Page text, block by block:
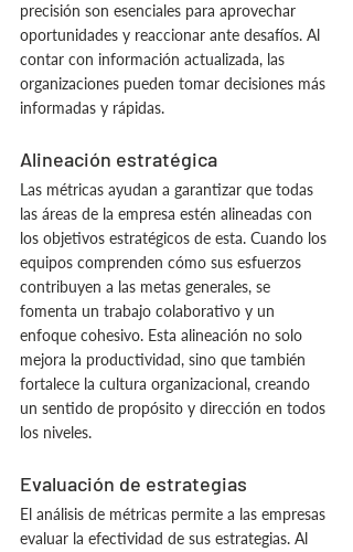
precisión son esenciales para aprovechar
oportunidades y reaccionar ante desafíos. Al
contar con información actualizada, las
organizaciones pueden tomar decisiones más
informadas y rápidas.
Alineación estratégica
Las métricas ayudan a garantizar que todas
las áreas de la empresa estén alineadas con
los objetivos estratégicos de esta. Cuando los
equipos comprenden cómo sus esfuerzos
contribuyen a las metas generales, se
fomenta un trabajo colaborativo y un
enfoque cohesivo. Esta alineación no solo
mejora la productividad, sino que también
fortalece la cultura organizacional, creando
un sentido de propósito y dirección en todos
los niveles.
Evaluación de estrategias
El análisis de métricas permite a las empresas
evaluar la efectividad de sus estrategias. Al